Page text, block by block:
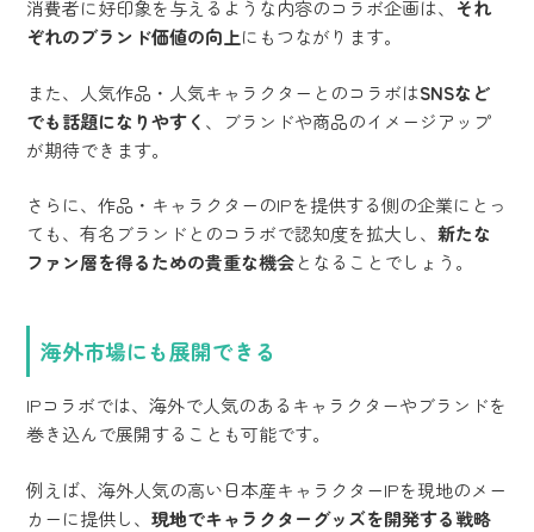
消費者に好印象を与えるような内容のコラボ企画は、 それ
ぞれのブランド価値の向上にもつながります。
また、人気作品・人気キャラクターとのコラボはSNSなど
でも話題になりやすく 、ブランドや商品のイメージアップ
が期待できます。
さらに、作品・キャラクターのIPを提供する側の企業にとっ
ても、有名ブランドとのコラボで認知度を拡大し、新たな
ファン層を得るための貴重な機会となることでしょう。
海外市場にも展開できる
IPコラボでは、海外で人気のあるキャラクターやブランドを
巻き込んで展開することも可能です。
例えば、海外人気の高い日本産キャラクターIPを現地のメー
カーに提供し、現地でキャラクターグッズを開発する戦略